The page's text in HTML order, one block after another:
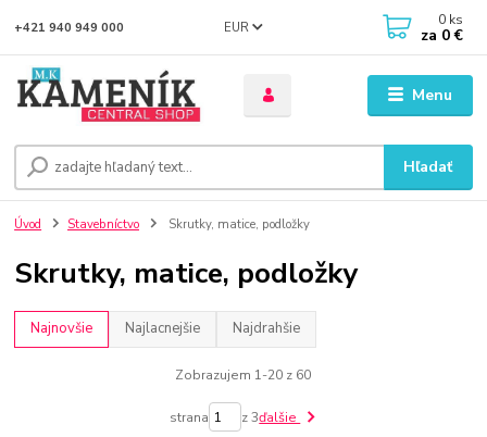
Menu
EUR
Hľadať
+421 940 949 000 0 ks
za 0 €
Úvod Stavebníctvo Skrutky, matice, podložky
Skrutky, matice, podložky
Najnovšie Najlacnejšie Najdrahšie
Zobrazujem 1-20 z 60
strana z 3ďalšie